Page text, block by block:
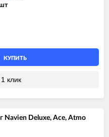
КУПИТЬ
клик
Navien Deluxe, Ace, Atmo